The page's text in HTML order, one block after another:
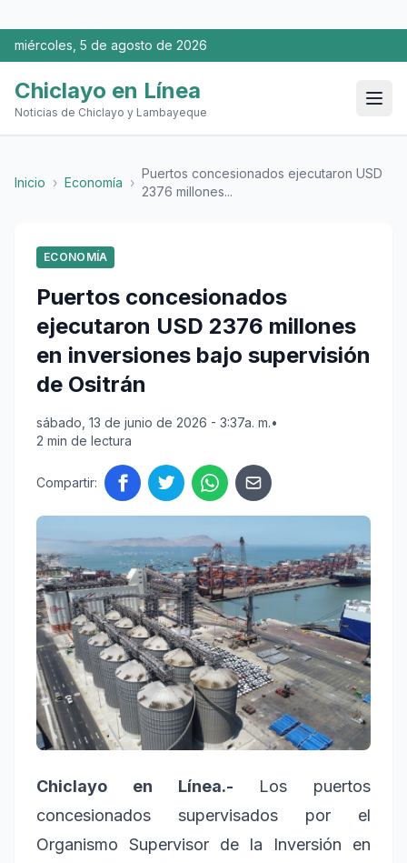
miércoles, 5 de agosto de 2026
Chiclayo en Línea
Noticias de Chiclayo y Lambayeque
Inicio › Economía ›
Puertos concesionados ejecutaron USD
2376 millones...
ECONOMÍA
Puertos concesionados
ejecutaron USD 2376 millones
en inversiones bajo supervisión
de Ositrán
sábado, 13 de junio de 2026 - 3:37a. m.•
2 min de lectura
Compartir:
Chiclayo en Línea.- Los puertos
concesionados supervisados por el
Organismo Supervisor de la Inversión en